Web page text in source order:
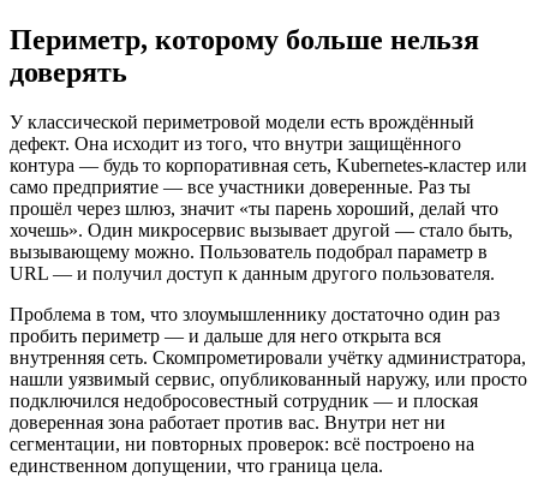
Периметр, которому больше нельзя
доверять
У классической периметровой модели есть врождённый
дефект. Она исходит из того, что внутри защищённого
контура — будь то корпоративная сеть, Kubernetes-кластер или
само предприятие — все участники доверенные. Раз ты
прошёл через шлюз, значит «ты парень хороший, делай что
хочешь». Один микросервис вызывает другой — стало быть,
вызывающему можно. Пользователь подобрал параметр в
URL — и получил доступ к данным другого пользователя.
Проблема в том, что злоумышленнику достаточно один раз
пробить периметр — и дальше для него открыта вся
внутренняя сеть. Скомпрометировали учётку администратора,
нашли уязвимый сервис, опубликованный наружу, или просто
подключился недобросовестный сотрудник — и плоская
доверенная зона работает против вас. Внутри нет ни
сегментации, ни повторных проверок: всё построено на
единственном допущении, что граница цела.